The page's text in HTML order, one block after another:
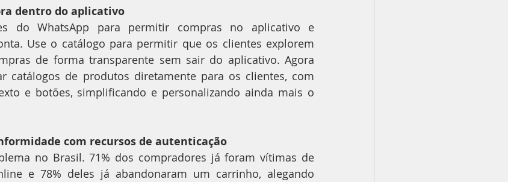
dentro do aplicativo
do WhatsApp para permitir compras no aplicativo e
Use o catálogo para permitir que os clientes explorem
de forma transparente sem sair do aplicativo. Agora
catálogos de produtos diretamente para os clientes, com
e botões, simplificando e personalizando ainda mais o
com recursos de autenticação
no Brasil. 71% dos compradores já foram vítimas de
e 78% deles já abandonaram um carrinho, alegando